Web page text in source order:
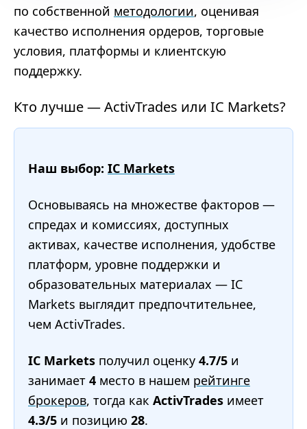
по собственной методологии, оценивая
качество исполнения ордеров, торговые
условия, платформы и клиентскую
поддержку.
Кто лучше — ActivTrades или IC Markets?
Наш выбор: IC Markets
Основываясь на множестве факторов —
спредах и комиссиях, доступных
активах, качестве исполнения, удобстве
платформ, уровне поддержки и
образовательных материалах — IC
Markets выглядит предпочтительнее,
чем ActivTrades.
IC Markets получил оценку 4.7/5 и
занимает 4 место в нашем рейтинге
брокеров, тогда как ActivTrades имеет
4.3/5 и позицию 28.